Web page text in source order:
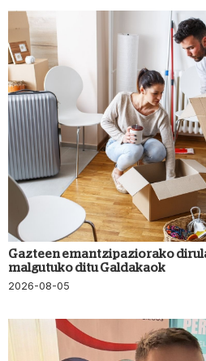
Gazteen emantzipaziorako
malgutuko ditu Galdakaok
2026-08-05